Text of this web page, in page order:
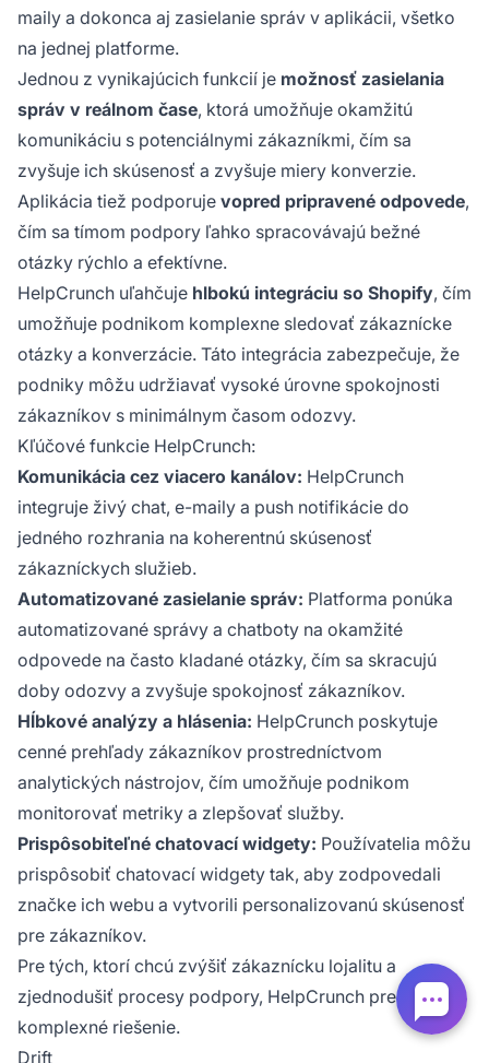
maily a dokonca aj zasielanie správ v aplikácii, všetko
na jednej platforme.
Jednou z vynikajúcich funkcií je možnosť zasielania
správ v reálnom čase, ktorá umožňuje okamžitú
komunikáciu s potenciálnymi zákazníkmi, čím sa
zvyšuje ich skúsenosť a zvyšuje miery konverzie.
Aplikácia tiež podporuje vopred pripravené odpovede,
čím sa tímom podpory ľahko spracovávajú bežné
otázky rýchlo a efektívne.
HelpCrunch uľahčuje hlbokú integráciu so Shopify, čím
umožňuje podnikom komplexne sledovať zákaznícke
otázky a konverzácie. Táto integrácia zabezpečuje, že
podniky môžu udržiavať vysoké úrovne spokojnosti
zákazníkov s minimálnym časom odozvy.
Kľúčové funkcie HelpCrunch:
Komunikácia cez viacero kanálov: HelpCrunch
integruje živý chat, e-maily a push notifikácie do
jedného rozhrania na koherentnú skúsenosť
zákazníckych služieb.
Automatizované zasielanie správ: Platforma ponúka
automatizované správy a chatboty na okamžité
odpovede na často kladané otázky, čím sa skracujú
doby odozvy a zvyšuje spokojnosť zákazníkov.
Hĺbkové analýzy a hlásenia: HelpCrunch poskytuje
cenné prehľady zákazníkov prostredníctvom
analytických nástrojov, čím umožňuje podnikom
monitorovať metriky a zlepšovať služby.
Prispôsobiteľné chatovací widgety: Používatelia môžu
prispôsobiť chatovací widgety tak, aby zodpovedali
značke ich webu a vytvorili personalizovanú skúsenosť
pre zákazníkov.
Pre tých, ktorí chcú zvýšiť zákaznícku lojalitu a
zjednodušiť procesy podpory, HelpCrunch predstavuje
komplexné riešenie.
Drift